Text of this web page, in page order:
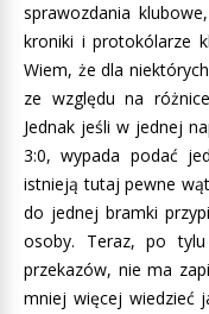
sprawozdania
kroniki i protokólarze
Wiem, że dla
ze względu na
Jednak jeśli w jednej
3:0, wypada podać
istnieją tutaj pewne
do jednej bramki
osoby. Teraz, po
przekazów, nie ma
mniej więcej wiedzieć